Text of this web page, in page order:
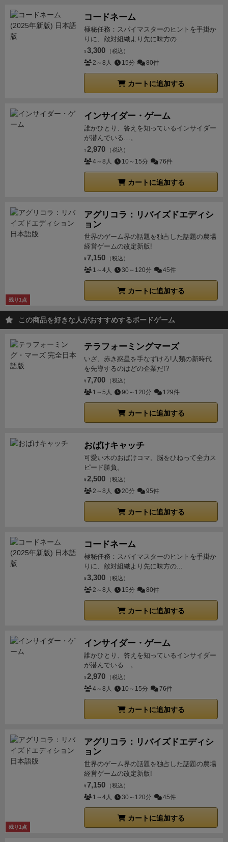
コードネーム
極秘任務：スパイマスターのヒントを手掛か
りに、敵対組織より先に味方の...
¥ 3,300 （税込）
2～8人 15分 80件
カートに追加する
インサイダー・ゲーム
誰かひとり、答えを知っているインサイダー
が潜んでいる…。
¥ 2,970 （税込）
4～8人 10～15分 76件
カートに追加する
残り1点
アグリコラ：リバイズドエディシ
ョン
世界のゲーム界の話題を独占した話題の農場
経営ゲームの改定新版!
¥ 7,150 （税込）
1～4人 30～120分 45件
カートに追加する
この商品を好きな人がおすすめするボードゲーム
テラフォーミングマーズ
いざ、赤き惑星を手なずけろ!人類の新時代
を先導するのはどの企業だ!?
¥ 7,700 （税込）
1～5人 90～120分 129件
カートに追加する
おばけキャッチ
可愛い木のおばけコマ。脳をひねって全力ス
ピード勝負。
¥ 2,500 （税込）
2～8人 20分 95件
カートに追加する
コードネーム
極秘任務：スパイマスターのヒントを手掛か
りに、敵対組織より先に味方の...
¥ 3,300 （税込）
2～8人 15分 80件
カートに追加する
インサイダー・ゲーム
誰かひとり、答えを知っているインサイダー
が潜んでいる…。
¥ 2,970 （税込）
4～8人 10～15分 76件
カートに追加する
残り1点
アグリコラ：リバイズドエディシ
ョン
世界のゲーム界の話題を独占した話題の農場
経営ゲームの改定新版!
¥ 7,150 （税込）
1～4人 30～120分 45件
カートに追加する